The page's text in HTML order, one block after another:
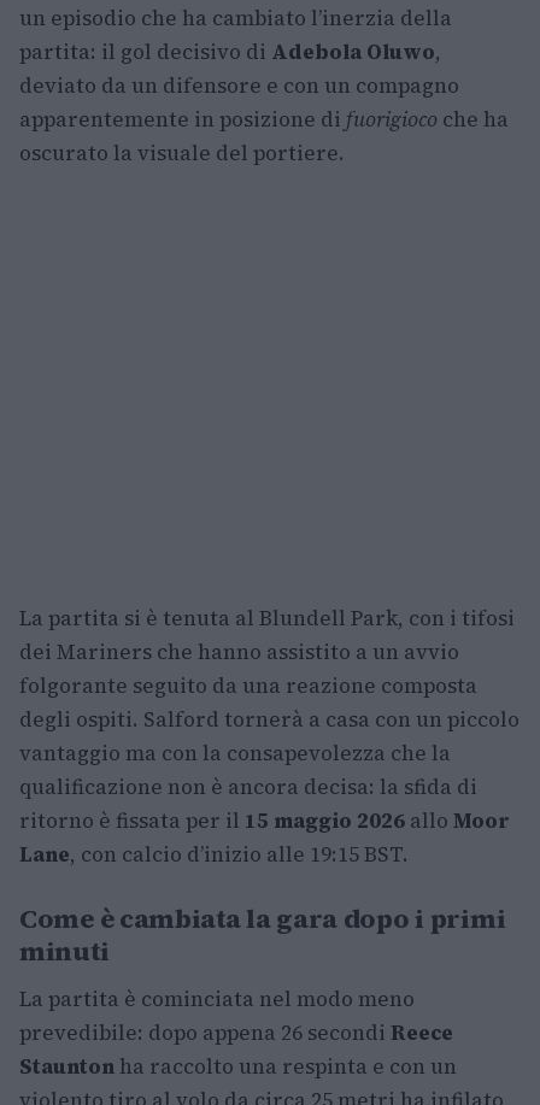
un episodio che ha cambiato l’inerzia della
partita: il gol decisivo di Adebola Oluwo,
deviato da un difensore e con un compagno
apparentemente in posizione di fuorigioco che ha
oscurato la visuale del portiere.
La partita si è tenuta al Blundell Park, con i tifosi
dei Mariners che hanno assistito a un avvio
folgorante seguito da una reazione composta
degli ospiti. Salford tornerà a casa con un piccolo
vantaggio ma con la consapevolezza che la
qualificazione non è ancora decisa: la sfida di
ritorno è fissata per il 15 maggio 2026 allo Moor
Lane, con calcio d’inizio alle 19:15 BST.
Come è cambiata la gara dopo i primi
minuti
La partita è cominciata nel modo meno
prevedibile: dopo appena 26 secondi Reece
Staunton ha raccolto una respinta e con un